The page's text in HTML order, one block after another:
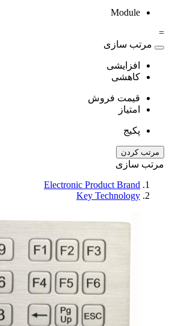
Module
=
مرتب سازی
افزایشی
کاهشی
قیمت فروش
امتیاز
پکیج
مرتب کردن
مرتب سازی
Electronic Product Brand
Key Technology